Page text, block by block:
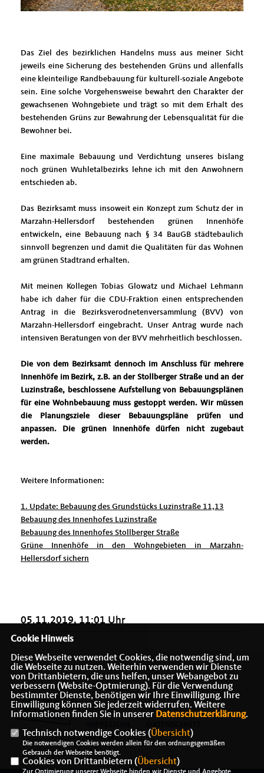
Das Ziel des bezirklichen Handelns muss aus meiner Sicht
jeweils eine Sicherung des bestehenden Grüns und allenfalls
eine kleinteilige Randbebauung für kulturell-soziale Angebote
sein. Eine solche Vorgehensweise bewahrt den Charakter der
gewachsenen Wohngebiete und trägt so mit dem Erhalt des
bestehenden Grüns zur Bewahrung der Lebensqualität für die
Bewohner bei.
Eine maximale Bebauung und Verdichtung unseres bislang
noch grünen Wuhletalbezirks lehne ich mit den Anwohnern
entschieden ab.
Das Bezirksamt muss insoweit ein Konzept zum Schutz der in
Marzahn-Hellersdorf bestehenden grünen Innenhöfe
entwickeln, eine Bebauung nach § 34 BauGB städtebaulich
sinnvoll begrenzen und damit die Qualitäten für das Wohnen
am grünen Stadtrand erhalten.
Mit meinen Kollegen Tobias Glowatz und Michael Lehmann
habe ich daher für die CDU-Fraktion einen entsprechenden
Antrag in die Bezirksverodnetenversammlung (BVV) von
Marzahn-Hellersdorf eingebracht. Unser Antrag wurde nach
intensiven Beratungen von der BVV mehrheitlich beschlossen.
Die von dem Bezirksamt dennoch im Anschluss für mehrere
Innenhöfe im Bezirk, z.B. an der Stollberger Straße und an der
Luzinstraße, beschlossene Aufstellung von Bebauungsplänen
für eine Wohnbebauung muss gestoppt werden. Wir müssen
die Planungsziele dieser Bebauungspläne prüfen und
anpassen. Die grünen Innenhöfe dürfen nicht zugebaut
werden.
Weitere Informationen:
1. Update: Bebauung des Grundstücks Luzinstraße 11,13
Bebauung des Innenhofes Luzinstraße
Bebauung des Innenhofes Stollberger Straße
Grüne Innenhöfe in den Wohngebieten in Marzahn-
Hellersdorf sichern
05.11.2019, 11:01 Uhr
KONTAKT
Cookie Hinweis
Diese Webseite verwendet Cookies, die notwendig sind, um
die Webseite zu nutzen. Weiterhin verwenden wir Dienste
von Drittanbietern, die uns helfen, unser Webangebot zu
verbessern (Website-Optmierung). Für die Verwendung
bestimmter Dienste, benötigen wir Ihre Einwilligung. Ihre
Einwilligung können Sie jederzeit widerrufen. Weitere
Informationen finden Sie in unserer Datenschutzerklärung.
Technisch notwendige Cookies (Übersicht)
Die notwendigen Cookies werden allein für den ordnungsgemäßen
Gebrauch der Webseite benötigt.
Cookies von Drittanbietern (Übersicht)